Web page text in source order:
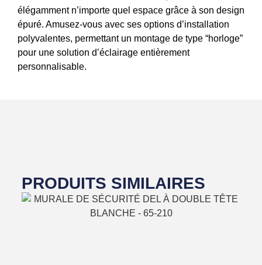
élégamment n’importe quel espace grâce à son design
épuré. Amusez-vous avec ses options d’installation
polyvalentes, permettant un montage de type “horloge”
pour une solution d’éclairage entièrement
personnalisable.
PRODUITS SIMILAIRES